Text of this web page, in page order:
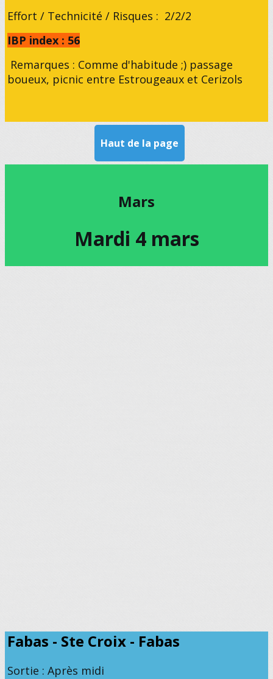
Effort / Technicité / Risques : 2/2/2
IBP index : 56
Remarques : Comme d'habitude ;) passage
boueux, picnic entre Estrougeaux et Cerizols
Haut de la page
Mars
Mardi 4 mars
Fabas - Ste Croix - Fabas
Sortie : Après midi